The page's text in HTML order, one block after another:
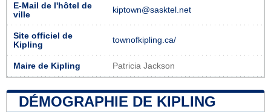
E-Mail de l'hôtel de
ville
kiptown@sasktel.net
Site officiel de
Kipling
townofkipling.ca/
Maire de Kipling Patricia Jackson
DÉMOGRAPHIE DE KIPLING